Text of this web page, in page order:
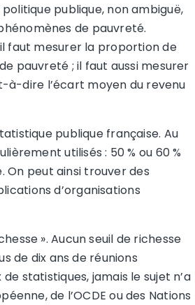
publique, non ambiguë,
de pauvreté.
faut mesurer la proportion de
pauvreté ; il faut aussi mesurer
à-dire l’écart moyen du revenu
publique française. Au
utilisés : 50 % ou 60 %
On peut ainsi trouver des
d’organisations
». Aucun seuil de richesse
de dix ans de réunions
statistiques, jamais le sujet n’a
de l’OCDE ou des Nations